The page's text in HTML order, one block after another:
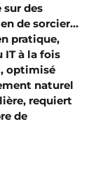
des
de sorcier…
pratique,
IT à la fois
optimisé
naturel
requiert
de